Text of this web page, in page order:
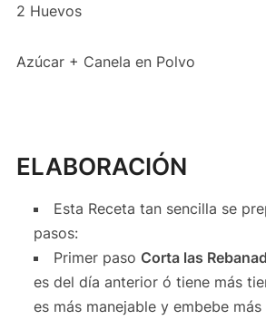
2 Huevos
Azúcar + Canela en Polvo
ELABORACIÓN
Esta Receta tan sencilla se
pasos:
Primer paso Corta las
es del día anterior ó tiene más
es más manejable y embebe